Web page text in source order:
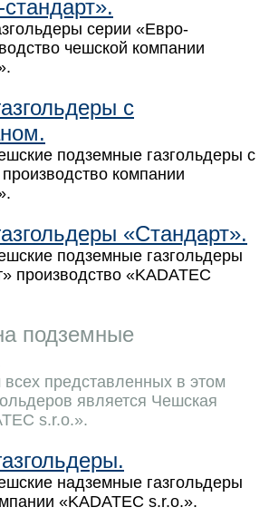
серии «Евро-
чешской компании
с
подземные газгольдеры с
компании
«Стандарт».
подземные газгольдеры
производство «KADATEC
подземные
представленных в этом
является Чешская
s.r.o.».
надземные газгольдеры
«KADATEC s.r.o.».